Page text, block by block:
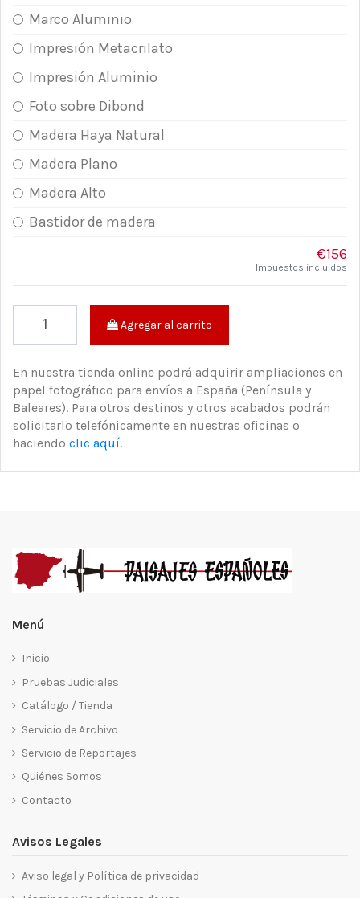
Marco Aluminio
Impresión Metacrilato
Impresión Aluminio
Foto sobre Dibond
Madera Haya Natural
Madera Plano
Madera Alto
Bastidor de madera
€156
Impuestos incluidos
Agregar al carrito
En nuestra tienda online podrá adquirir ampliaciones en
papel fotográfico para envíos a España (Península y
Baleares). Para otros destinos y otros acabados podrán
solicitarlo telefónicamente en nuestras oficinas o
haciendo clic aquí.
Menú
Inicio
Pruebas Judiciales
Catálogo / Tienda
Servicio de Archivo
Servicio de Reportajes
Quiénes Somos
Contacto
Avisos Legales
Aviso legal y Política de privacidad